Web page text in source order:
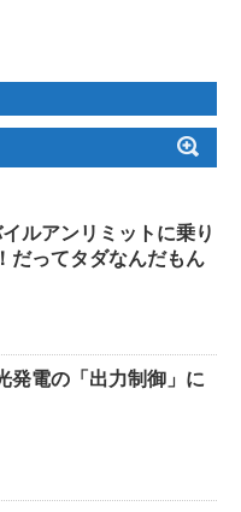
ルアンリミットに乗り
だってタダなんだもん
発電の「出力制御」に